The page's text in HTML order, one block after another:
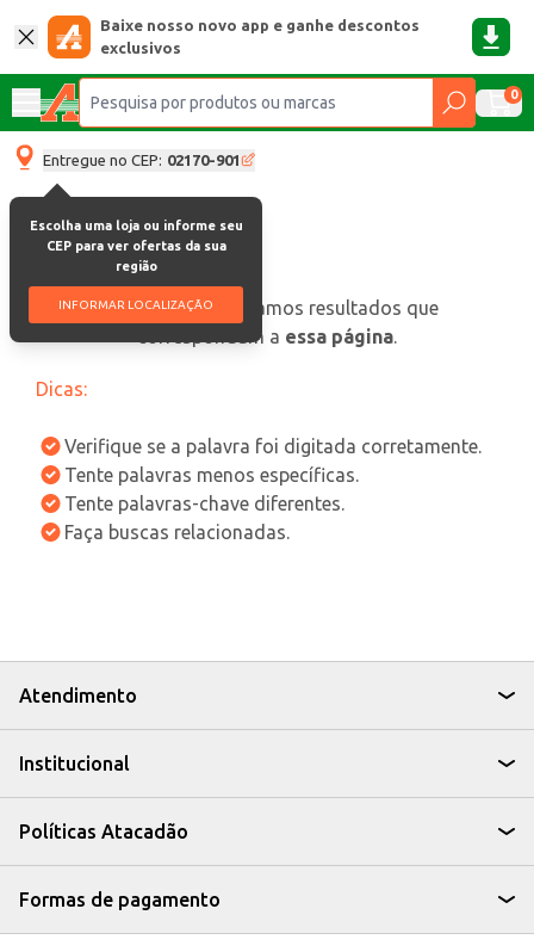
Baixe nosso novo app e ganhe descontos
exclusivos
0
Entregue no CEP: 02170-901
Escolha uma loja ou informe seu
CEP para ver ofertas da sua
região
INFORMAR LOCALIZAÇÃO
oops, não encontramos resultados que
correspondam a essa página.
Dicas:
Verifique se a palavra foi digitada corretamente.
Tente palavras menos específicas.
Tente palavras-chave diferentes.
Faça buscas relacionadas.
Atendimento
Institucional
Políticas Atacadão
Formas de pagamento